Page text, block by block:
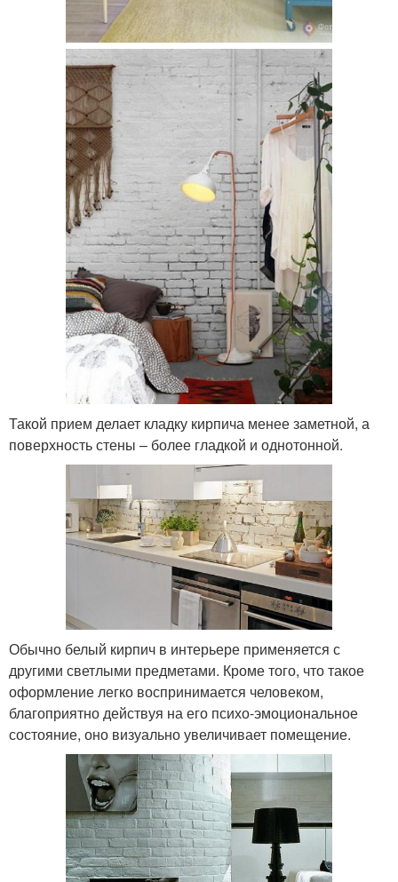
Такой прием делает кладку кирпича менее заметной, а
поверхность стены – более гладкой и однотонной.
Обычно белый кирпич в интерьере применяется с
другими светлыми предметами. Кроме того, что такое
оформление легко воспринимается человеком,
благоприятно действуя на его психо-эмоциональное
состояние, оно визуально увеличивает помещение.